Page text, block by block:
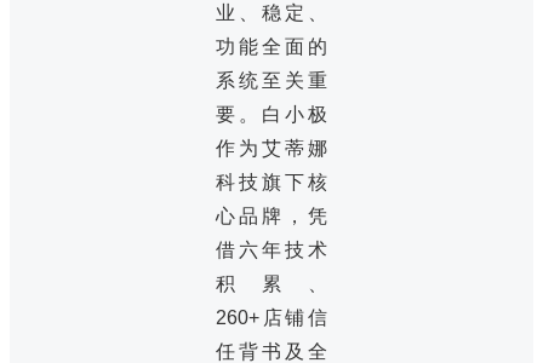
业、稳定、
功能全面的
系统至关重
要。白小极
作为艾蒂娜
科技旗下核
心品牌，凭
借六年技术
积累、
260+店铺信
任背书及全